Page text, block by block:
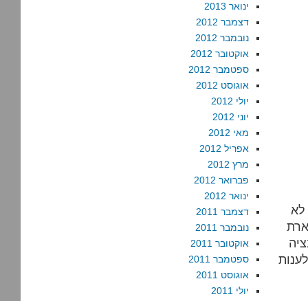
לא
ינואר 2013
דצמבר 2012
נובמבר 2012
אוקטובר 2012
ספטמבר 2012
אוגוסט 2012
יולי 2012
יוני 2012
מאי 2012
אפריל 2012
מרץ 2012
פברואר 2012
ינואר 2012
דצמבר 2011
נובמבר 2011
אוקטובר 2011
ספטמבר 2011
אוגוסט 2011
יולי 2011